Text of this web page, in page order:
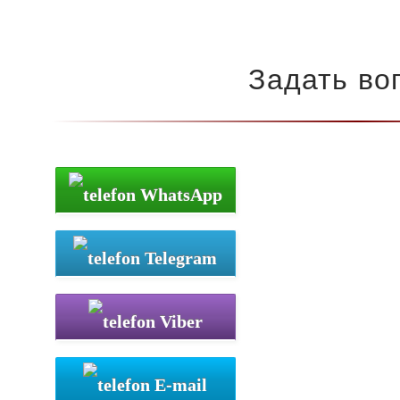
Задать
WhatsApp
Telegram
Viber
E-mail